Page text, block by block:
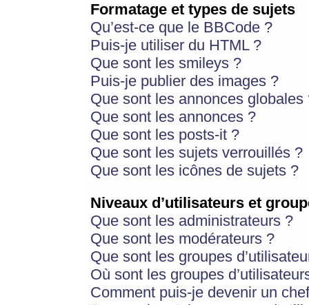
Formatage et types de sujets
Qu’est-ce que le BBCode ?
Puis-je utiliser du HTML ?
Que sont les smileys ?
Puis-je publier des images ?
Que sont les annonces globales
Que sont les annonces ?
Que sont les posts-it ?
Que sont les sujets verrouillés ?
Que sont les icônes de sujets ?
Niveaux d’utilisateurs et
Que sont les administrateurs ?
Que sont les modérateurs ?
Que sont les groupes
Où sont les groupes
Comment puis-je devenir un